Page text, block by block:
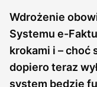
Wdrożenie
Systemu e-
krokami i – choć
dopiero teraz
system będzie